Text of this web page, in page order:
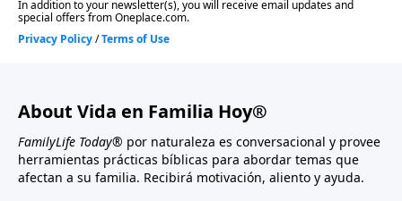
About Vida en Familia Hoy®
FamilyLife Today® por naturaleza es conversacional y provee
herramientas prácticas bíblicas para abordar temas que
afectan a su familia. Recibirá motivación, aliento y ayuda.